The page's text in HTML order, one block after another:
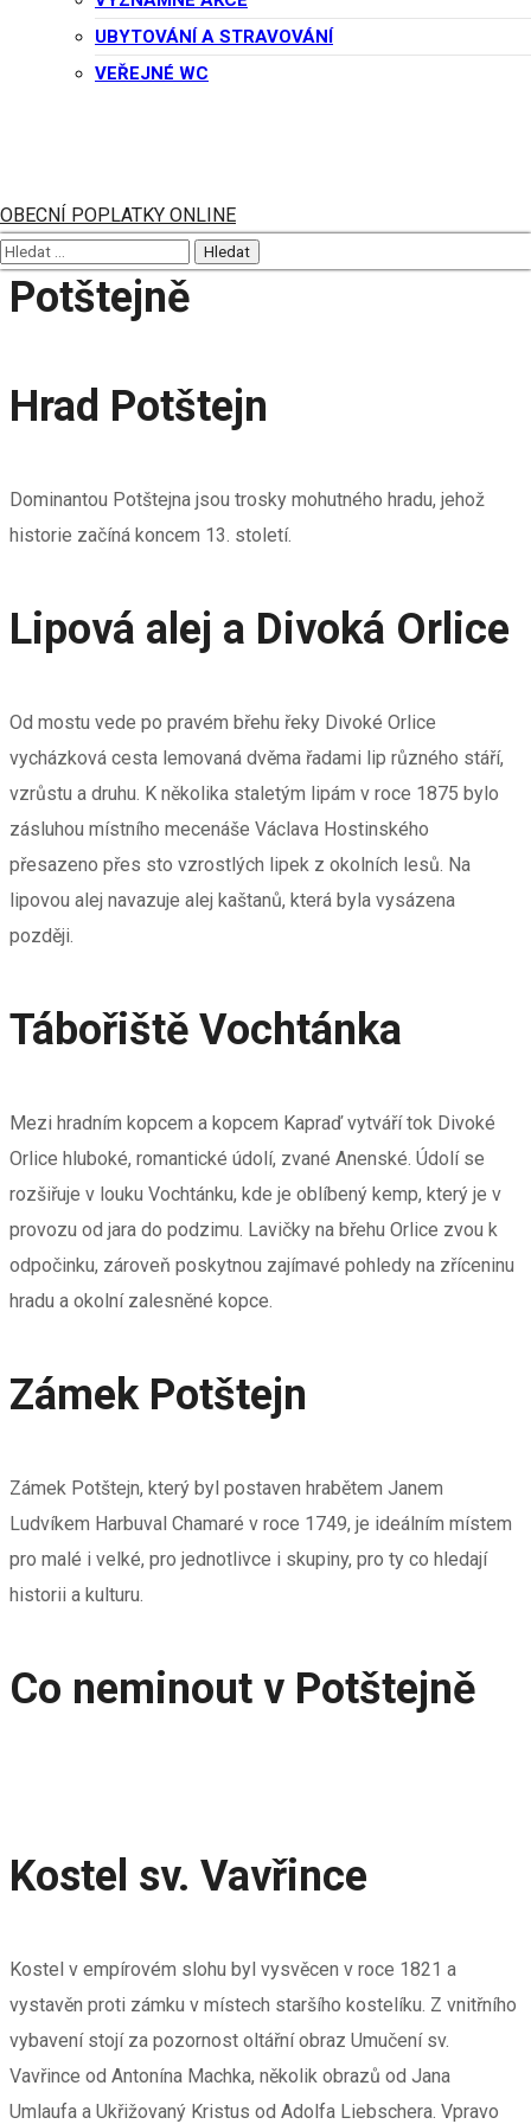
UBYTOVÁNÍ A STRAVOVÁNÍ
VEŘEJNÉ WC
OBECNÍ POPLATKY ONLINE
zajímavosti včetně koupaliště nabízí blízké město Vamberk.
TURISTICKÁ BROŽURA:
Co musíte vidět v
Potštejně
Hrad Potštejn
Dominantou Potštejna jsou trosky mohutného hradu, jehož
historie začíná koncem 13. století.
Lipová alej a Divoká Orlice
Od mostu vede po pravém břehu řeky Divoké Orlice
vycházková cesta lemovaná dvěma řadami lip různého stáří,
vzrůstu a druhu. K několika staletým lipám v roce 1875 bylo
zásluhou místního mecenáše Václava Hostinského
přesazeno přes sto vzrostlých lipek z okolních lesů. Na
lipovou alej navazuje alej kaštanů, která byla vysázena
později.
Tábořiště Vochtánka
Mezi hradním kopcem a kopcem Kapraď vytváří tok Divoké
Orlice hluboké, romantické údolí, zvané Anenské. Údolí se
rozšiřuje v louku Vochtánku, kde je oblíbený kemp, který je v
provozu od jara do podzimu. Lavičky na břehu Orlice zvou k
odpočinku, zároveň poskytnou zajímavé pohledy na zříceninu
hradu a okolní zalesněné kopce.
Zámek Potštejn
Zámek Potštejn, který byl postaven hrabětem Janem
Ludvíkem Harbuval Chamaré v roce 1749, je ideálním místem
pro malé i velké, pro jednotlivce i skupiny, pro ty co hledají
historii a kulturu.
Co neminout v Potštejně
Kostel sv. Vavřince
Kostel v empírovém slohu byl vysvěcen v roce 1821 a
vystavěn proti zámku v místech staršího kostelíku. Z vnitřního
vybavení stojí za pozornost oltářní obraz Umučení sv.
Vavřince od Antonína Machka, několik obrazů od Jana
Umlaufa a Ukřižovaný Kristus od Adolfa Liebschera. Vpravo